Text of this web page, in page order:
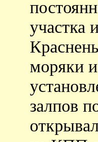
участка
моряки
залпов